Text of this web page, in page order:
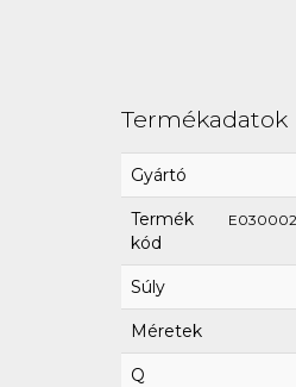
Termékadatok
Gyártó
Termék
kód
Súly
Méretek
Q